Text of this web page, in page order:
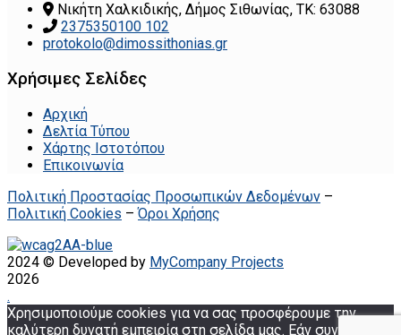
Νικήτη Χαλκιδικής, Δήμος Σιθωνίας, ΤΚ: 63088
2375350100 102
protokolo@dimossithonias.gr
Χρήσιμες Σελίδες
Αρχική
Δελτία Τύπου
Χάρτης Ιστοτόπου
Επικοινωνία
Πολιτική Προστασίας Προσωπικών Δεδομένων –
Πολιτική Cookies –Όροι Χρήσης
2024 © Developed by MyCompany Projects
2026
.
Χρησιμοποιούμε cookies για να σας προσφέρουμε την
καλύτερη δυνατή εμπειρία στη σελίδα μας. Εάν συνεχίσετε